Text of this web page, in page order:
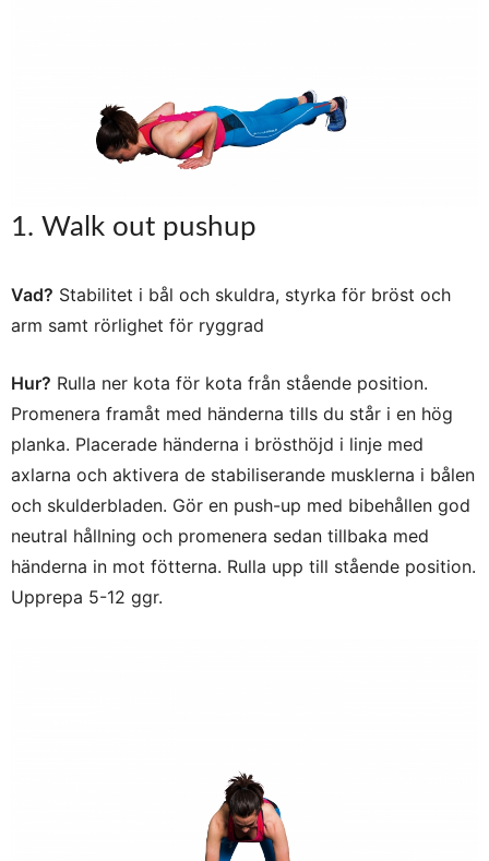
1. Walk out pushup
Vad? Stabilitet i bål och skuldra, styrka för bröst och
arm samt rörlighet för ryggrad
Hur? Rulla ner kota för kota från stående position.
Promenera framåt med händerna tills du står i en hög
planka. Placerade händerna i brösthöjd i linje med
axlarna och aktivera de stabiliserande musklerna i bålen
och skulderbladen. Gör en push-up med bibehållen god
neutral hållning och promenera sedan tillbaka med
händerna in mot fötterna. Rulla upp till stående position.
Upprepa 5-12 ggr.